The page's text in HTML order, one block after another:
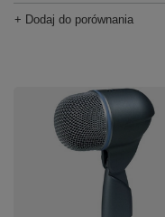
+ Dodaj do porównania